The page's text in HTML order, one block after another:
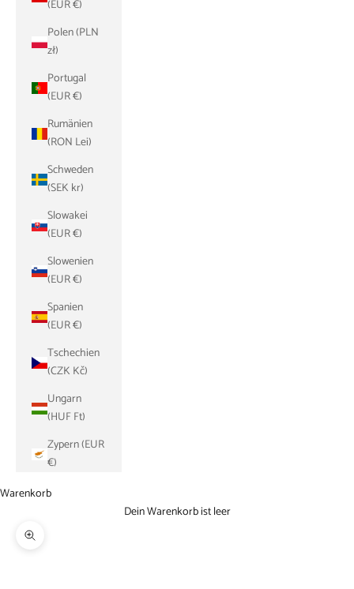
(EUR €)
Polen (PLN
zł)
Portugal
(EUR €)
Rumänien
(RON Lei)
Schweden
(SEK kr)
Slowakei
(EUR €)
Slowenien
(EUR €)
Spanien
(EUR €)
Tschechien
(CZK Kč)
Ungarn
(HUF Ft)
Zypern (EUR
€)
Warenkorb
Dein Warenkorb ist leer
Bild vergrößern